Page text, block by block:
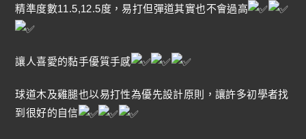
精準度數11.5,12.5度，易打但彈道其實也不會過高
讓人喜愛的黏手優質手感
球道木及雞腿也以易打性為優先設計原則，讓許多初學者找
到很好的自信